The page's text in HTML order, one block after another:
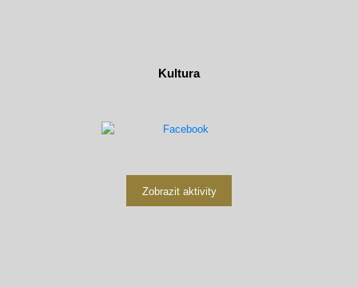
Kultura
Zobrazit aktivity